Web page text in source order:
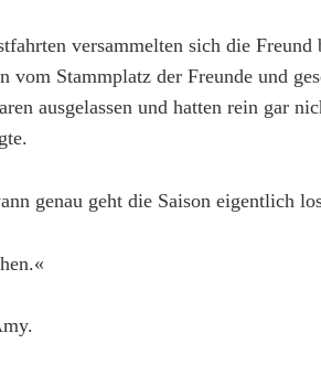
versammelten sich die
vom Stammplatz der Freunde und
ausgelassen und hatten rein gar
genau geht die Saison eigentlich